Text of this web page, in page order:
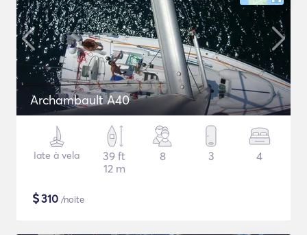
Archambault A40
Iate à vela
39 ft
12 m
8 3 4
$310 /noite